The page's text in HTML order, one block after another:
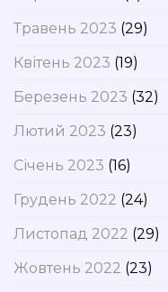
Травень 2023 (29)
Квітень 2023 (19)
Березень 2023 (32)
Лютий 2023 (23)
Січень 2023 (16)
Грудень 2022 (24)
Листопад 2022 (29)
Жовтень 2022 (23)